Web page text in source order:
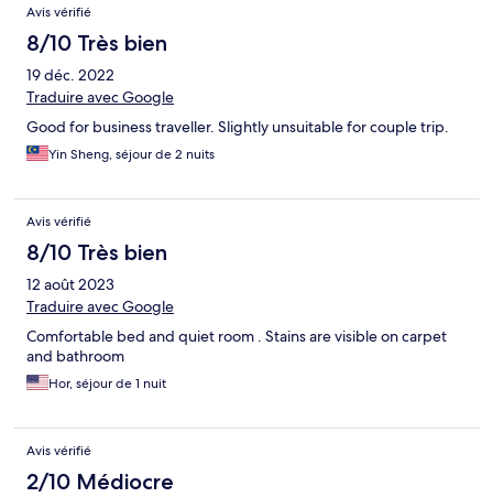
Avis vérifié
8/10 Très bien
19 déc. 2022
Traduire avec Google
Good for business traveller. Slightly unsuitable for couple trip.
Yin Sheng, séjour de 2 nuits
Avis vérifié
8/10 Très bien
12 août 2023
Traduire avec Google
Comfortable bed and quiet room . Stains are visible on carpet
and bathroom
Hor, séjour de 1 nuit
Avis vérifié
2/10 Médiocre